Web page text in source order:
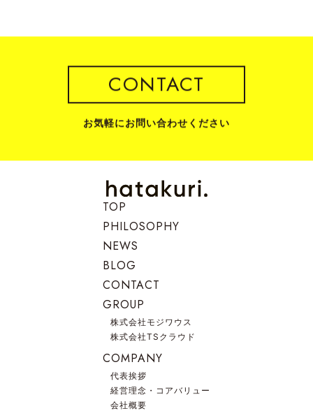
CONTACT
お気軽にお問い合わせください
TOP
PHILOSOPHY
NEWS
BLOG
CONTACT
GROUP
株式会社モジワウス
株式会社TSクラウド
COMPANY
代表挨拶
経営理念・コアバリュー
会社概要